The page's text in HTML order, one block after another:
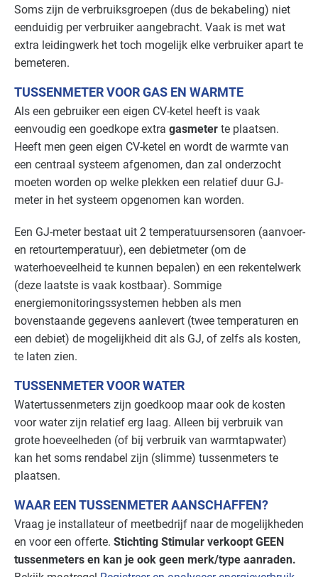
Detailhandel - tankstations Basis
Grafische industrie
Handel en distributie Gevorderd
Industrie - hout en meubel Gevorderd
Industrie - metalektro Gevorderd
Industrie - papier en karton(waren) Gevorderd
Industrie - rubber en kunststof Gevorderd
Industrie - verf en drukinkt
Kantoren Gevorderd
Landbouw - land- en tuinbouw Basis
Landbouw - veeteelt
Natwasserijen Gevorderd
Onderwijs Gevorderd
Overige branches Gevorderd
Recreatie - hotels Gevorderd
Recreatie - overig Gevorderd
Soms zijn de verbruiksgroepen (dus de bekabeling) niet
eenduidig per verbruiker aangebracht. Vaak is met wat
extra leidingwerk het toch mogelijk elke verbruiker apart te
bemeteren.
TUSSENMETER VOOR GAS EN WARMTE
Als een gebruiker een eigen CV-ketel heeft is vaak
eenvoudig een goedkope extra gasmeter te plaatsen.
Heeft men geen eigen CV-ketel en wordt de warmte van
een centraal systeem afgenomen, dan zal onderzocht
moeten worden op welke plekken een relatief duur GJ-
meter in het systeem opgenomen kan worden.
Een GJ-meter bestaat uit 2 temperatuursensoren (aanvoer-
en retourtemperatuur), een debietmeter (om de
waterhoeveelheid te kunnen bepalen) en een rekentelwerk
(deze laatste is vaak kostbaar). Sommige
energiemonitoringssystemen hebben als men
bovenstaande gegevens aanlevert (twee temperaturen en
een debiet) de mogelijkheid dit als GJ, of zelfs als kosten,
te laten zien.
TUSSENMETER VOOR WATER
Watertussenmeters zijn goedkoop maar ook de kosten
voor water zijn relatief erg laag. Alleen bij verbruik van
grote hoeveelheden (of bij verbruik van warmtapwater)
kan het soms rendabel zijn (slimme) tussenmeters te
plaatsen.
WAAR EEN TUSSENMETER AANSCHAFFEN?
Vraag je installateur of meetbedrijf naar de mogelijkheden
en voor een offerte. Stichting Stimular verkoopt GEEN
tussenmeters en kan je ook geen merk/type aanraden.